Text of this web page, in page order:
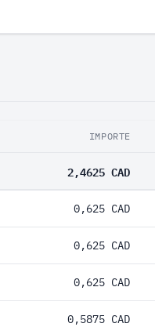
IMPORTE
2,4625 CAD
0,625 CAD
0,625 CAD
0,625 CAD
0,5875 CAD